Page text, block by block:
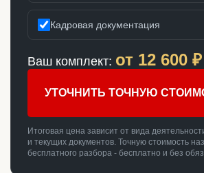
Кадровая документация
Ваш комплект: от 12 600 ₽
УТОЧНИТЬ ТОЧНУЮ
Итоговая цена зависит от вида
и текущих документов. Точную стоимость
бесплатного разбора - бесплатно и без